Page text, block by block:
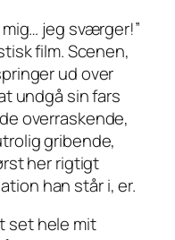
mig… jeg sværger!”
film. Scenen,
ud over
undgå sin fars
overraskende,
gribende,
her rigtigt
han står i, er.
set hele mit